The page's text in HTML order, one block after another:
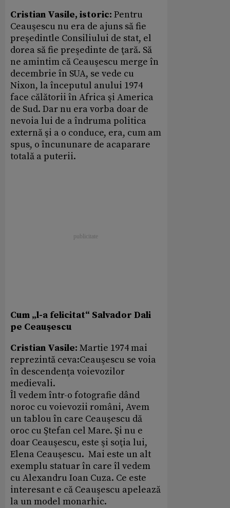
Cristian Vasile, istoric: Pentru
Ceauşescu nu era de ajuns să fie
preşedintle Consiliului de stat, el
dorea să fie preşedinte de ţară. Să
ne amintim că Ceauşescu merge în
decembrie în SUA, se vede cu
Nixon, la începutul anului 1974
face călătorii în Africa şi America
de Sud. Dar nu era vorba doar de
nevoia lui de a îndruma politica
externă şi a o conduce, era, cum am
spus, o încununare de acaparare
totală a puterii.
Cum „l-a felicitat“ Salvador Dali
pe Ceauşescu
Cristian Vasile: Martie 1974 mai
reprezintă ceva:Ceauşescu se voia
în descendenţa voievozilor
medievali.
Îl vedem într-o fotografie dând
noroc cu voievozii români, Avem
un tablou în care Ceauşescu dă
oroc cu Ştefan cel Mare. Şi nu e
doar Ceauşescu, este şi soţia lui,
Elena Ceauşescu. Mai este un alt
exemplu statuar în care îl vedem
cu Alexandru Ioan Cuza. Ce este
interesant e că Ceauşescu apelează
la un model monarhic.